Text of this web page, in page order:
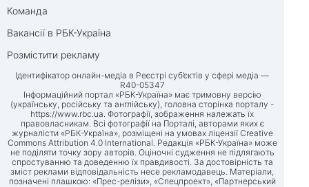
Команда
Вакансії в РБК-Україна
Розмістити рекламу
Ідентифікатор онлайн-медіа в Реєстрі суб’єктів у сфері медіа —
R40-05347
Інформаційний портал «РБК-Україна» має тримовну версію
(українську, російську та англійську), головна сторінка порталу -
https://www.rbc.ua. Фотографії, зображення належать їх
правовласникам. Всі фотографії на Порталі, авторами яких є
журналісти «РБК-Україна», розміщені на умовах ліцензії Creative
Commons Attribution 4.0 International. Редакція «РБК-Україна» може
не поділяти точку зору авторів. Оціночні судження не підлягають
спростуванню та доведенню їх правдивості. За достовірність та
зміст реклами відповідальність несе рекламодавець. Матеріали,
позначені плашкою: «Прес-релізи», «Спецпроект», «Партнерський